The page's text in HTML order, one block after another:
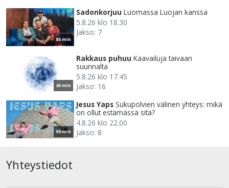
85 min
Sadonkorjuu Luomassa Luojan kanssa
5.8.26 klo 18.30
Jakso: 7
45 min
Rakkaus puhuu Kaavailuja taivaan
suunnalta
5.8.26 klo 17.45
Jakso: 16
50 min
Jesus Yaps Sukupolvien välinen yhteys: mikä
on ollut estämässä sitä?
4.8.26 klo 22.00
Jakso: 8
Yhteystiedot